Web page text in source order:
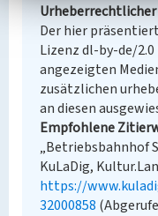
Der hier
Lizenz dl-by-de/
angezeigten
zusätzlichen
an diesen
Empfohlene
„Betriebsbahnhof
KuLaDig,
https://
32000858